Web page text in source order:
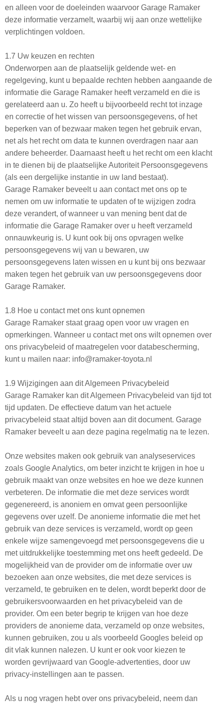
en alleen voor de doeleinden waarvoor Garage Ramaker
deze informatie verzamelt, waarbij wij aan onze wettelijke
verplichtingen voldoen.
1.7 Uw keuzen en rechten
Onderworpen aan de plaatselijk geldende wet- en
regelgeving, kunt u bepaalde rechten hebben aangaande de
informatie die Garage Ramaker heeft verzameld en die is
gerelateerd aan u. Zo heeft u bijvoorbeeld recht tot inzage
en correctie of het wissen van persoonsgegevens, of het
beperken van of bezwaar maken tegen het gebruik ervan,
net als het recht om data te kunnen overdragen naar aan
andere beheerder. Daarnaast heeft u het recht om een klacht
in te dienen bij de plaatselijke Autoriteit Persoonsgegevens
(als een dergelijke instantie in uw land bestaat).
Garage Ramaker beveelt u aan contact met ons op te
nemen om uw informatie te updaten of te wijzigen zodra
deze verandert, of wanneer u van mening bent dat de
informatie die Garage Ramaker over u heeft verzameld
onnauwkeurig is. U kunt ook bij ons opvragen welke
persoonsgegevens wij van u bewaren, uw
persoonsgegevens laten wissen en u kunt bij ons bezwaar
maken tegen het gebruik van uw persoonsgegevens door
Garage Ramaker.
1.8 Hoe u contact met ons kunt opnemen
Garage Ramaker staat graag open voor uw vragen en
opmerkingen. Wanneer u contact met ons wilt opnemen over
ons privacybeleid of maatregelen voor databescherming,
kunt u mailen naar: info@ramaker-toyota.nl
1.9 Wijzigingen aan dit Algemeen Privacybeleid
Garage Ramaker kan dit Algemeen Privacybeleid van tijd tot
tijd updaten. De effectieve datum van het actuele
privacybeleid staat altijd boven aan dit document. Garage
Ramaker beveelt u aan deze pagina regelmatig na te lezen.
Onze websites maken ook gebruik van analyseservices
zoals Google Analytics, om beter inzicht te krijgen in hoe u
gebruik maakt van onze websites en hoe we deze kunnen
verbeteren. De informatie die met deze services wordt
gegenereerd, is anoniem en omvat geen persoonlijke
gegevens over uzelf. De anonieme informatie die met het
gebruik van deze services is verzameld, wordt op geen
enkele wijze samengevoegd met persoonsgegevens die u
met uitdrukkelijke toestemming met ons heeft gedeeld. De
mogelijkheid van de provider om de informatie over uw
bezoeken aan onze websites, die met deze services is
verzameld, te gebruiken en te delen, wordt beperkt door de
gebruikersvoorwaarden en het privacybeleid van de
provider. Om een beter begrip te krijgen van hoe deze
providers de anonieme data, verzameld op onze websites,
kunnen gebruiken, zou u als voorbeeld Googles beleid op
dit vlak kunnen nalezen. U kunt er ook voor kiezen te
worden gevrijwaard van Google-advertenties, door uw
privacy-instellingen aan te passen.
Als u nog vragen hebt over ons privacybeleid, neem dan